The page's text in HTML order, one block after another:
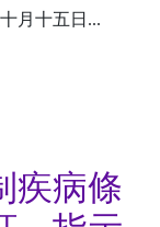
月十五日...
疾病條